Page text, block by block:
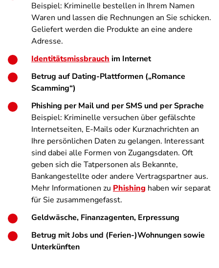
Beispiel: Kriminelle bestellen in Ihrem Namen
Waren und lassen die Rechnungen an Sie schicken.
Geliefert werden die Produkte an eine andere
Adresse.
Identitätsmissbrauch im Internet
Betrug auf Dating-Plattformen („Romance
Scamming“)
Phishing per Mail und per SMS und per Sprache
Beispiel: Kriminelle versuchen über gefälschte
Internetseiten, E-Mails oder Kurznachrichten an
Ihre persönlichen Daten zu gelangen. Interessant
sind dabei alle Formen von Zugangsdaten. Oft
geben sich die Tatpersonen als Bekannte,
Bankangestellte oder andere Vertragspartner aus.
Mehr Informationen zu Phishing haben wir separat
für Sie zusammengefasst.
Geldwäsche, Finanzagenten, Erpressung
Betrug mit Jobs und (Ferien-)Wohnungen sowie
Unterkünften